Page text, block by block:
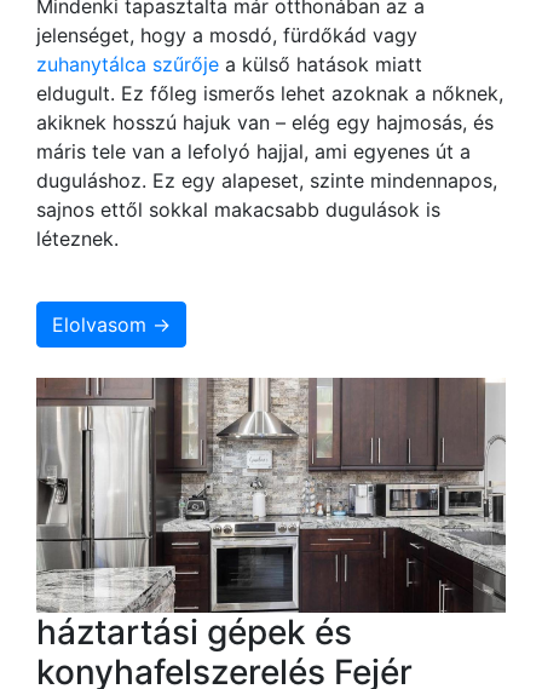
Mindenki tapasztalta már otthonában az a
jelenséget, hogy a mosdó, fürdőkád vagy
zuhanytálca szűrője a külső hatások miatt
eldugult. Ez főleg ismerős lehet azoknak a nőknek,
akiknek hosszú hajuk van – elég egy hajmosás, és
máris tele van a lefolyó hajjal, ami egyenes út a
duguláshoz. Ez egy alapeset, szinte mindennapos,
sajnos ettől sokkal makacsabb dugulások is
léteznek.
Elolvasom →
háztartási gépek és
konyhafelszerelés Fejér